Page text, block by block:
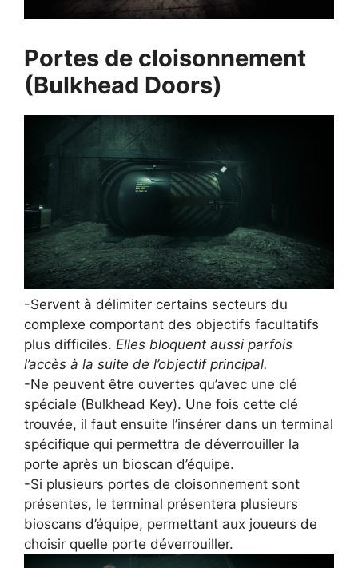
Portes de cloisonnement
(Bulkhead Doors)
-Servent à délimiter certains secteurs du
complexe comportant des objectifs facultatifs
plus difficiles. Elles bloquent aussi parfois
l’accès à la suite de l’objectif principal.
-Ne peuvent être ouvertes qu’avec une clé
spéciale (Bulkhead Key). Une fois cette clé
trouvée, il faut ensuite l’insérer dans un terminal
spécifique qui permettra de déverrouiller la
porte après un bioscan d’équipe.
-Si plusieurs portes de cloisonnement sont
présentes, le terminal présentera plusieurs
bioscans d’équipe, permettant aux joueurs de
choisir quelle porte déverrouiller.